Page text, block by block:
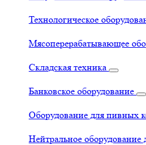
Технологическое
Мясоперерабатывающее
Складская техника
Банковское оборудование
Оборудование для пивных
Нейтральное оборудование